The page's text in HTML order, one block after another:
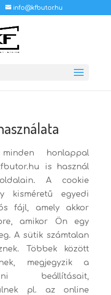
info@kfbutor.hu
honlappal
is használ
A cookie
kisméretű egyedi
fájl, amely akkor
amikor Ön egy
A sütik számtalan
Többek között
megjegyzik a
beállításait,
pl. az online